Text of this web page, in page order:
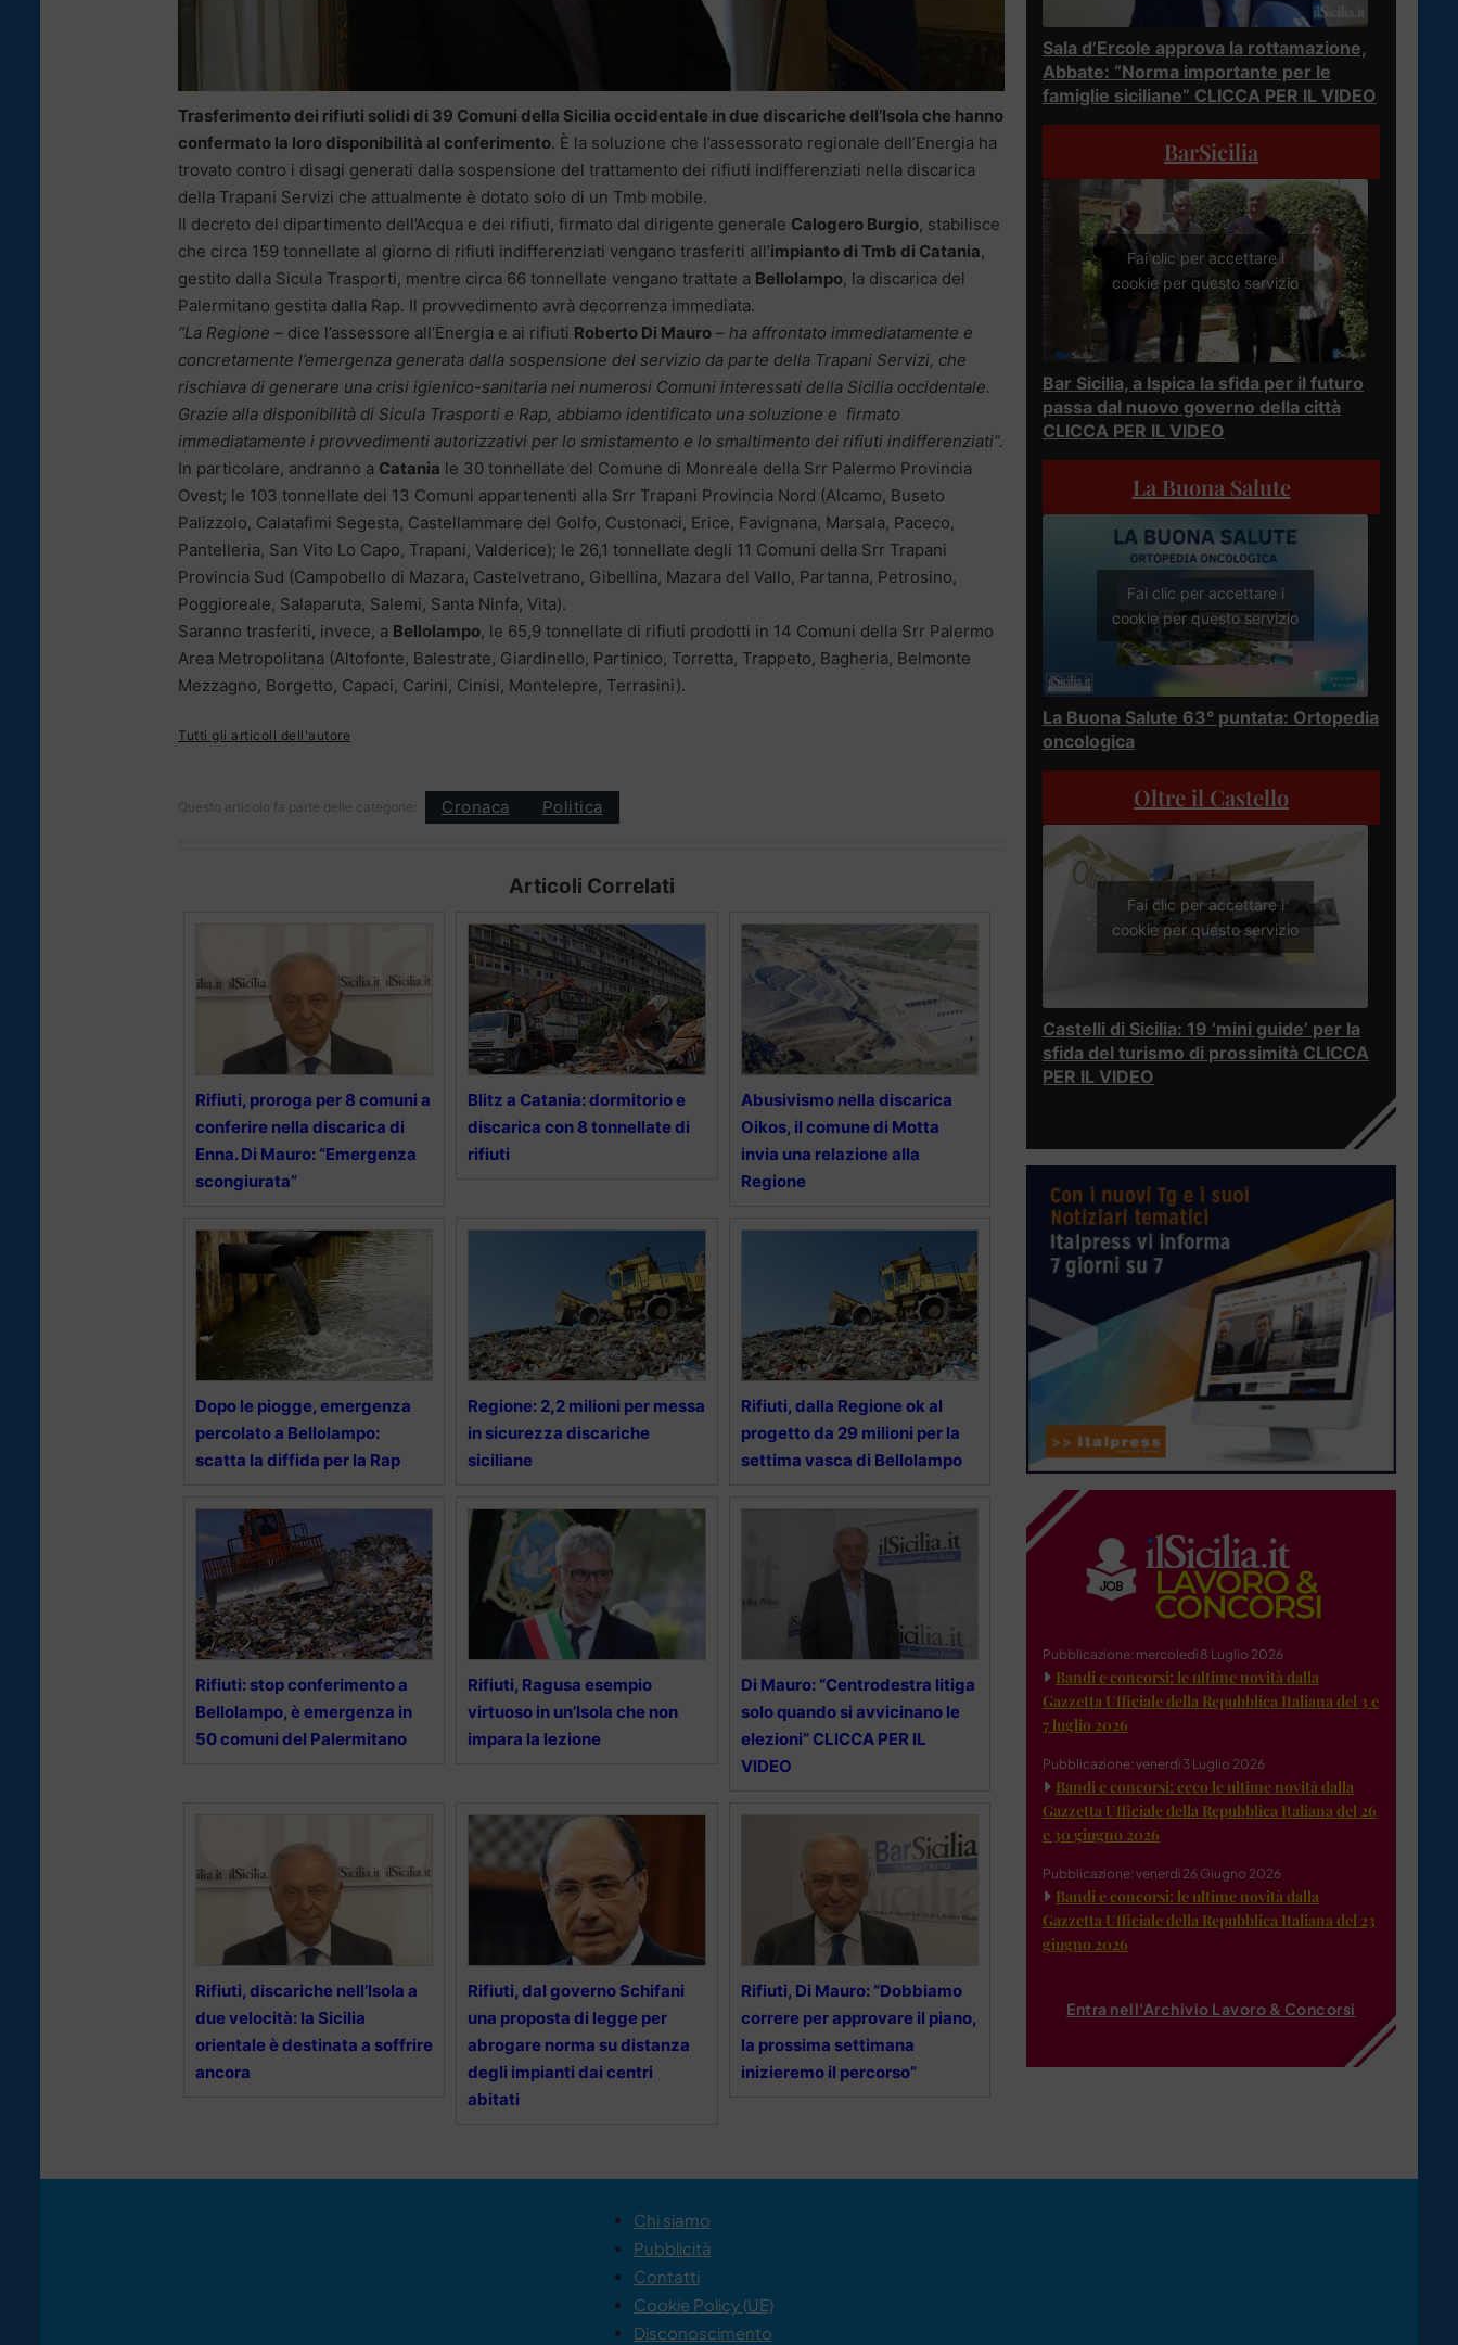
Trasferimento dei rifiuti solidi di 39 Comuni della Sicilia occidentale in due discariche dell’Isola che hanno
confermato la loro disponibilità al conferimento. È la soluzione che l’assessorato regionale dell’Energia ha
trovato contro i disagi generati dalla sospensione del trattamento dei rifiuti indifferenziati nella discarica
della Trapani Servizi che attualmente è dotato solo di un Tmb mobile.
Il decreto del dipartimento dell’Acqua e dei rifiuti, firmato dal dirigente generale Calogero Burgio, stabilisce
che circa 159 tonnellate al giorno di rifiuti indifferenziati vengano trasferiti all’impianto di Tmb di Catania,
gestito dalla Sicula Trasporti, mentre circa 66 tonnellate vengano trattate a Bellolampo, la discarica del
Palermitano gestita dalla Rap. Il provvedimento avrà decorrenza immediata.
“La Regione – dice l’assessore all’Energia e ai rifiuti Roberto Di Mauro – ha affrontato immediatamente e
concretamente l’emergenza generata dalla sospensione del servizio da parte della Trapani Servizi, che
rischiava di generare una crisi igienico-sanitaria nei numerosi Comuni interessati della Sicilia occidentale.
Grazie alla disponibilità di Sicula Trasporti e Rap, abbiamo identificato una soluzione e firmato
immediatamente i provvedimenti autorizzativi per lo smistamento e lo smaltimento dei rifiuti indifferenziati”.
In particolare, andranno a Catania le 30 tonnellate del Comune di Monreale della Srr Palermo Provincia
Ovest; le 103 tonnellate dei 13 Comuni appartenenti alla Srr Trapani Provincia Nord (Alcamo, Buseto
Palizzolo, Calatafimi Segesta, Castellammare del Golfo, Custonaci, Erice, Favignana, Marsala, Paceco,
Pantelleria, San Vito Lo Capo, Trapani, Valderice); le 26,1 tonnellate degli 11 Comuni della Srr Trapani
Provincia Sud (Campobello di Mazara, Castelvetrano, Gibellina, Mazara del Vallo, Partanna, Petrosino,
Poggioreale, Salaparuta, Salemi, Santa Ninfa, Vita).
Saranno trasferiti, invece, a Bellolampo, le 65,9 tonnellate di rifiuti prodotti in 14 Comuni della Srr Palermo
Area Metropolitana (Altofonte, Balestrate, Giardinello, Partinico, Torretta, Trappeto, Bagheria, Belmonte
Mezzagno, Borgetto, Capaci, Carini, Cinisi, Montelepre, Terrasini).
Tutti gli articoli dell'autore
Questo articolo fa parte delle categorie: Cronaca Politica
Articoli Correlati
Rifiuti, proroga per 8 comuni a
conferire nella discarica di
Enna. Di Mauro: “Emergenza
scongiurata”
Blitz a Catania: dormitorio e
discarica con 8 tonnellate di
rifiuti
Abusivismo nella discarica
Oikos, il comune di Motta
invia una relazione alla
Regione
Dopo le piogge, emergenza
percolato a Bellolampo:
scatta la diffida per la Rap
Regione: 2,2 milioni per messa
in sicurezza discariche
siciliane
Rifiuti, dalla Regione ok al
progetto da 29 milioni per la
settima vasca di Bellolampo
Rifiuti: stop conferimento a
Bellolampo, è emergenza in
50 comuni del Palermitano
Rifiuti, Ragusa esempio
virtuoso in un’Isola che non
impara la lezione
Di Mauro: “Centrodestra litiga
solo quando si avvicinano le
elezioni” CLICCA PER IL
VIDEO
Rifiuti, discariche nell’Isola a
due velocità: la Sicilia
orientale è destinata a soffrire
ancora
Rifiuti, dal governo Schifani
una proposta di legge per
abrogare norma su distanza
degli impianti dai centri
abitati
Rifiuti, Di Mauro: “Dobbiamo
correre per approvare il piano,
la prossima settimana
inizieremo il percorso”
Sala d’Ercole approva la rottamazione,
Abbate: “Norma importante per le
famiglie siciliane” CLICCA PER IL VIDEO
BarSicilia
Fai clic per accettare i
cookie per questo servizio
Bar Sicilia, a Ispica la sfida per il futuro
passa dal nuovo governo della città
CLICCA PER IL VIDEO
La Buona Salute
Fai clic per accettare i
cookie per questo servizio
La Buona Salute 63° puntata: Ortopedia
oncologica
Oltre il Castello
Fai clic per accettare i
cookie per questo servizio
Castelli di Sicilia: 19 ‘mini guide’ per la
sfida del turismo di prossimità CLICCA
PER IL VIDEO
Pubblicazione: mercoledì 8 Luglio 2026
Bandi e concorsi: le ultime novità dalla
Gazzetta Ufficiale della Repubblica Italiana del 3 e
7 luglio 2026
Pubblicazione: venerdì 3 Luglio 2026
Bandi e concorsi: ecco le ultime novità dalla
Gazzetta Ufficiale della Repubblica Italiana del 26
e 30 giugno 2026
Pubblicazione: venerdì 26 Giugno 2026
Bandi e concorsi: le ultime novità dalla
Gazzetta Ufficiale della Repubblica Italiana del 23
giugno 2026
Entra nell'Archivio Lavoro & Concorsi
Chi siamo
Pubblicità
Contatti
Cookie Policy (UE)
Disconoscimento